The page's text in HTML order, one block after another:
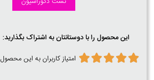
این محصول را با دوستانتان به اشتراک بگذارید:
امتیاز کاربران به این محصول